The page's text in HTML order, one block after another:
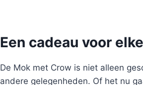
Een cadeau voor
De Mok met Crow is niet alleen
andere gelegenheden. Of het nu